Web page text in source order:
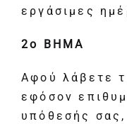
εργάσιμες
2ο ΒΗΜΑ
Αφού λάβετε
εφόσον
υπόθεσής